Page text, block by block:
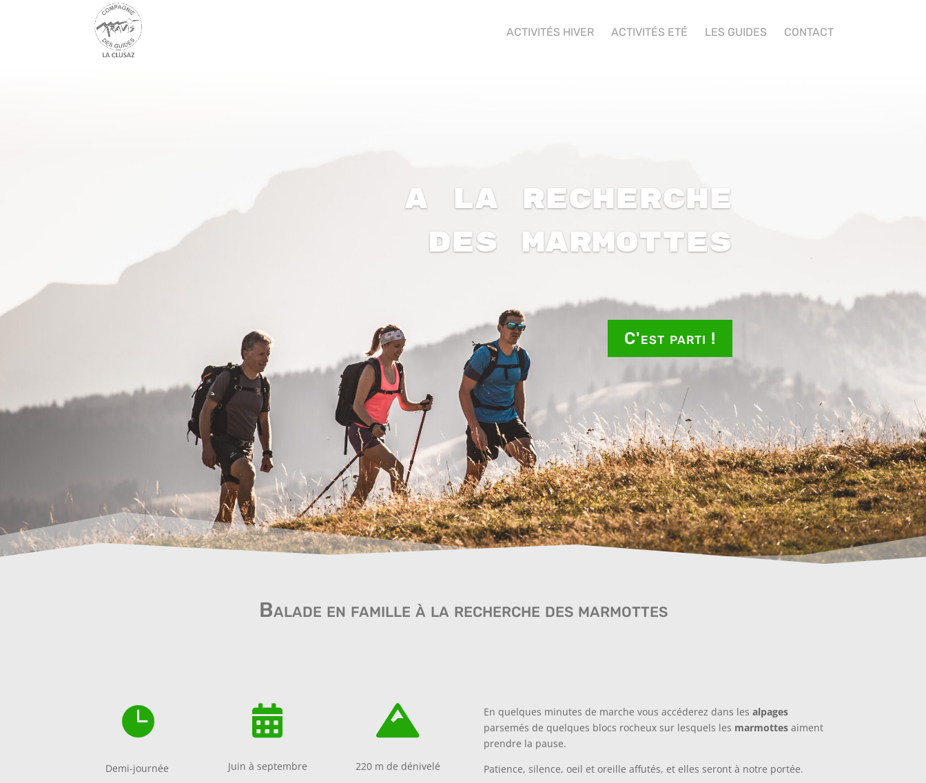
ACTIVITÉS HIVER ACTIVITÉS ETÉ LES GUIDES CONTACT
A la recherche
des marmottes
C'est parti !
Balade en famille à la recherche des marmottes

Demi-journée

Juin à septembre

220 m de dénivelé
En quelques minutes de marche vous accéderez dans les alpages
parsemés de quelques blocs rocheux sur lesquels les marmottesaiment
prendre la pause.
Patience, silence, oeil et oreille affutés, et elles seront à notre portée.